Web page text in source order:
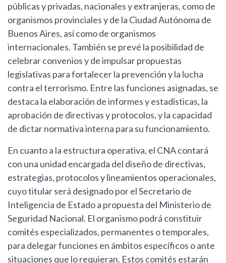
públicas y privadas, nacionales y extranjeras, como de
organismos provinciales y de la Ciudad Autónoma de
Buenos Aires, así como de organismos
internacionales. También se prevé la posibilidad de
celebrar convenios y de impulsar propuestas
legislativas para fortalecer la prevención y la lucha
contra el terrorismo. Entre las funciones asignadas, se
destaca la elaboración de informes y estadísticas, la
aprobación de directivas y protocolos, y la capacidad
de dictar normativa interna para su funcionamiento.
En cuanto a la estructura operativa, el CNA contará
con una unidad encargada del diseño de directivas,
estrategias, protocolos y lineamientos operacionales,
cuyo titular será designado por el Secretario de
Inteligencia de Estado a propuesta del Ministerio de
Seguridad Nacional. El organismo podrá constituir
comités especializados, permanentes o temporales,
para delegar funciones en ámbitos específicos o ante
situaciones que lo requieran. Estos comités estarán